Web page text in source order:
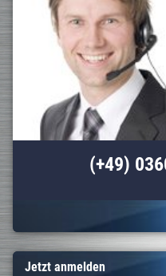
(+49)
Jetzt anmelden